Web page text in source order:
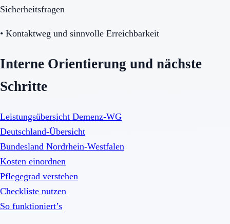
Sicherheitsfragen
• Kontaktweg und sinnvolle Erreichbarkeit
Interne Orientierung und nächste
Schritte
Leistungsübersicht Demenz-WG
Deutschland-Übersicht
Bundesland Nordrhein-Westfalen
Kosten einordnen
Pflegegrad verstehen
Checkliste nutzen
So funktioniert’s